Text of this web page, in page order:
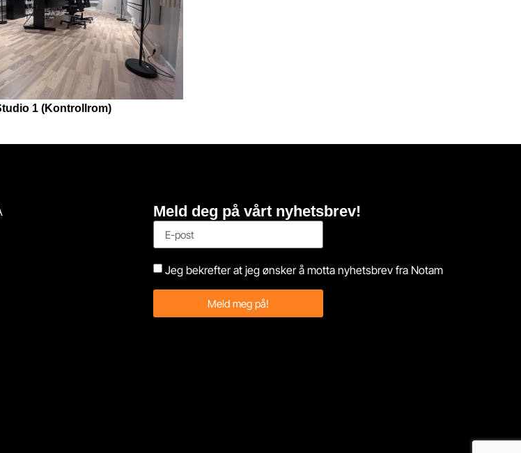
1 (Kontrollrom)
Meld deg på vårt nyhetsbrev!
Jeg bekrefter at jeg ønsker å motta nyhetsbrev fra Notam
Meld meg på!